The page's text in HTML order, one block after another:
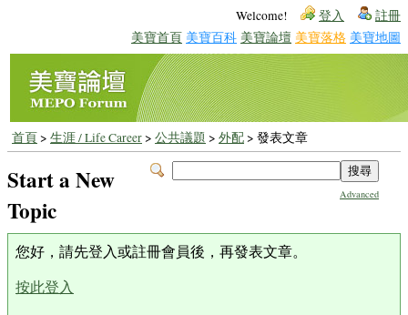
Welcome! 登入 註冊
美寶首頁 美寶百科 美寶論壇 美寶落格 美寶地圖
首頁> 生涯 / Life Career> 公共議題 > 外配> 發表文章
Advanced
Start a New
Topic
您好，請先登入或註冊會員後，再發表文章。
按此登入